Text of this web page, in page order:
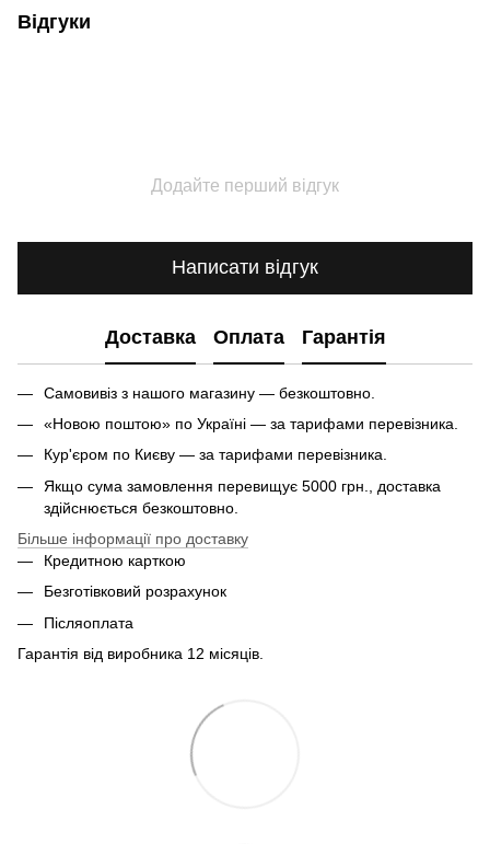
Відгуки
Додайте перший відгук
Написати відгук
Доставка Оплата Гарантія
Самовивіз з нашого магазину — безкоштовно.
«Новою поштою» по Україні — за тарифами перевізника.
Кур'єром по Києву — за тарифами перевізника.
Якщо сума замовлення перевищує 5000 грн., доставка
здійснюється безкоштовно.
Більше інформації про доставку
Кредитною карткою
Безготівковий розрахунок
Післяоплата
Гарантія від виробника 12 місяців.